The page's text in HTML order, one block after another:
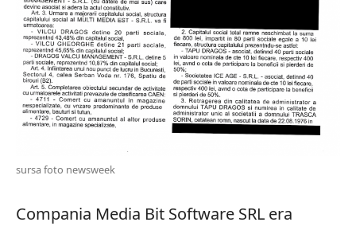
sursa foto newsweek
Compania Media Bit Software SRL era